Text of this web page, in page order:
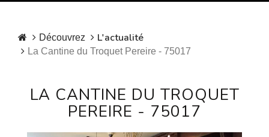
Découvrez L'actualité
La Cantine du Troquet Pereire - 75017
LA CANTINE DU TROQUET
PEREIRE - 75017